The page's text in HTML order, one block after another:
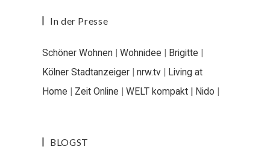
In der Presse
Schöner Wohnen | Wohnidee | Brigitte |
Kölner Stadtanzeiger | nrw.tv | Living at
Home | Zeit Online | WELT kompakt | Nido |
BLOGST